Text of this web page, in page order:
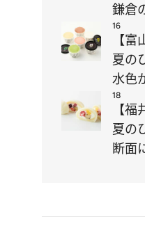
鎌倉
16
【
夏の
水色
18
【
夏の
断面